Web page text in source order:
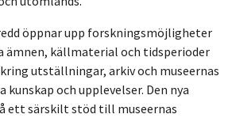
öppnar upp forskningsmöjligheter
källmaterial och tidsperioder
utställningar, arkiv och museernas
och upplevelser. Den nya
ett särskilt stöd till museernas